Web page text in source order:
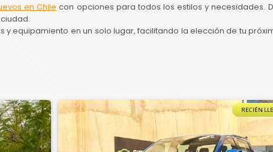
en Chile con opciones para todos los estilos y necesidades.
y equipamiento en un solo lugar, facilitando la elección de tu
RECIÉN